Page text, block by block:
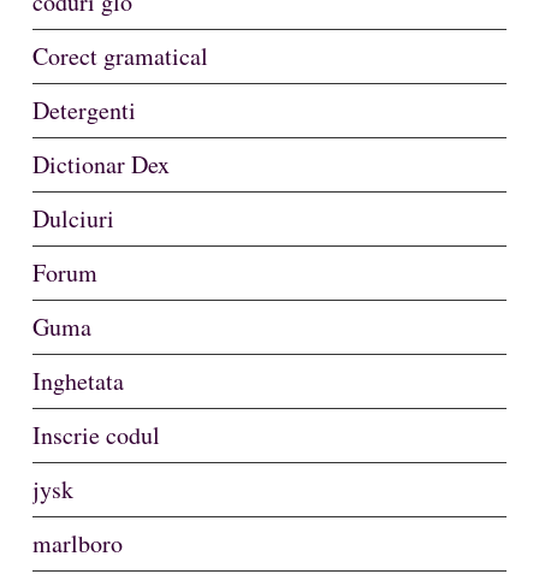
Corect gramatical
Detergenti
Dictionar Dex
Dulciuri
Forum
Guma
Inghetata
Inscrie codul
jysk
marlboro